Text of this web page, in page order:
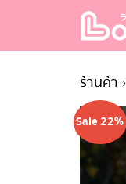
content
ร้านค้า ›
Sale 22%